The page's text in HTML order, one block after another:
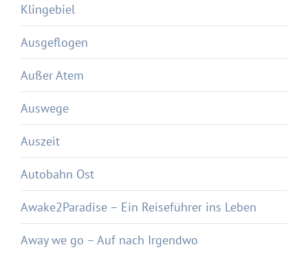
Klingebiel
Ausgeflogen
Außer Atem
Auswege
Auszeit
Autobahn Ost
Awake2Paradise – Ein Reiseführer ins Leben
Away we go – Auf nach Irgendwo